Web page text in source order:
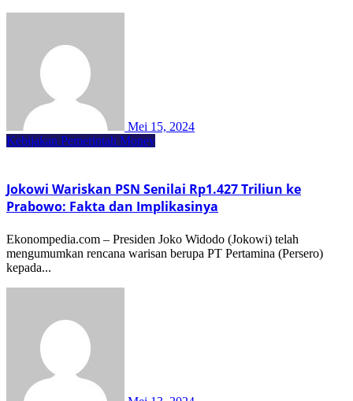
Mei 15, 2024
Kebijakan Pemerintah Money
Jokowi Wariskan PSN Senilai Rp1.427 Triliun ke
Prabowo: Fakta dan Implikasinya
Ekonompedia.com – Presiden Joko Widodo (Jokowi) telah
mengumumkan rencana warisan berupa PT Pertamina (Persero)
kepada...